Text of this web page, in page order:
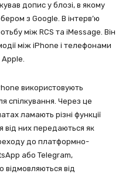
допис у блозі, в якому
з Google. В інтерв’ю
між RCS та iMessage. Він
між iPhone і телефонами
використовують
спілкування. Через це
ламають різні функції
від них передаються як
до платформно-
або Telegram,
відмовляються від